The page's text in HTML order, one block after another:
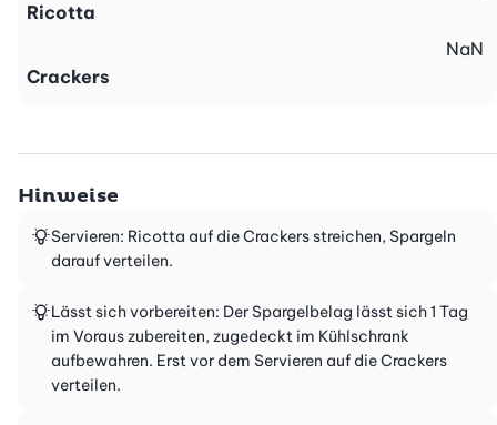
Ricotta
Crackers
NaN
Hinweise
Servieren: Ricotta auf die Crackers streichen, Spargeln
darauf verteilen.
Lässt sich vorbereiten: Der Spargelbelag lässt sich 1 Tag
im Voraus zubereiten, zugedeckt im Kühlschrank
aufbewahren. Erst vor dem Servieren auf die Crackers
verteilen.